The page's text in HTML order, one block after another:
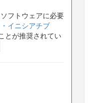
フトウェアに必要
イニシアチブ
とが推奨されてい